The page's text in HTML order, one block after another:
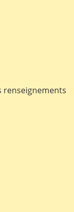
renseignements